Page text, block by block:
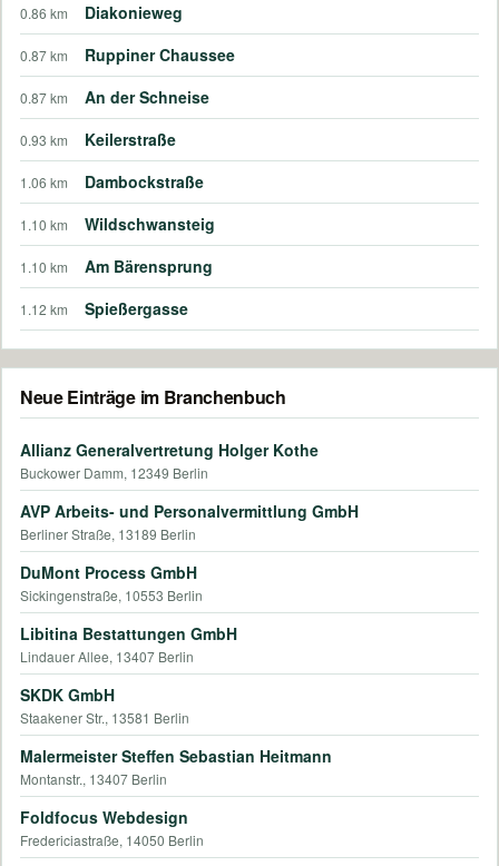
0.86 km Diakonieweg
0.87 km Ruppiner Chaussee
0.87 km An der Schneise
0.93 km Keilerstraße
1.06 km Dambockstraße
1.10 km Wildschwansteig
1.10 km Am Bärensprung
1.12 km Spießergasse
Neue Einträge im Branchenbuch
Allianz Generalvertretung Holger Kothe
Buckower Damm, 12349 Berlin
AVP Arbeits- und Personalvermittlung GmbH
Berliner Straße, 13189 Berlin
DuMont Process GmbH
Sickingenstraße, 10553 Berlin
Libitina Bestattungen GmbH
Lindauer Allee, 13407 Berlin
SKDK GmbH
Staakener Str., 13581 Berlin
Malermeister Steffen Sebastian Heitmann
Montanstr., 13407 Berlin
Foldfocus Webdesign
Fredericiastraße, 14050 Berlin